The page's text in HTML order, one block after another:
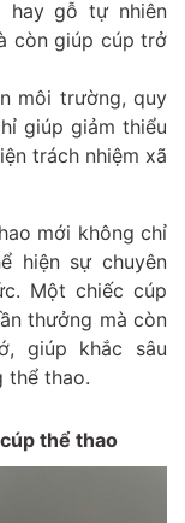
hay gỗ tự nhiên
còn giúp cúp trở
môi trường, quy
giúp giảm thiểu
trách nhiệm xã
mới không chỉ
hiện sự chuyên
Một chiếc cúp
thưởng mà còn
giúp khắc sâu
thể thao.
thể thao